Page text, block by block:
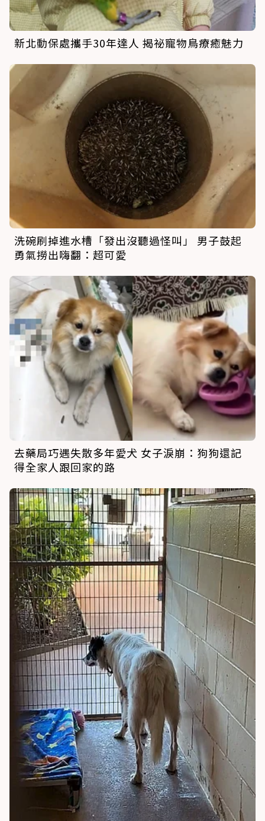
新北動保處攜手30年達人 揭祕寵物鳥療癒魅力
洗碗刷掉進水槽「發出沒聽過怪叫」 男子鼓起
勇氣撈出嗨翻：超可愛
去藥局巧遇失散多年愛犬 女子淚崩：狗狗還記
得全家人跟回家的路